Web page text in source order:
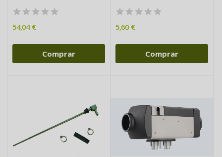
54,04 €
Comprar
5,60 €
Comprar